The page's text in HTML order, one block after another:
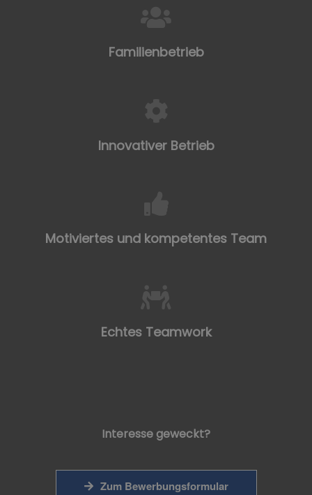
Familienbetrieb
Innovativer Betrieb
Motiviertes und kompetentes Team
Echtes Teamwork
Interesse geweckt?
Zum Bewerbungsformular